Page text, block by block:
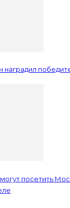
наградил
посетить